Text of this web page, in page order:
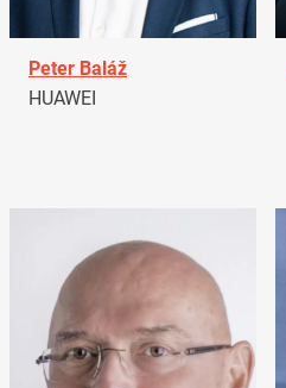
Peter Baláž
HUAWEI